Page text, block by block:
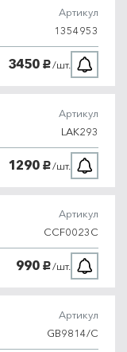
Артикул
1354953
3450 руб./шт.
Артикул
LAK293
1290 руб./шт.
Артикул
CCF0023C
990 руб./шт.
Артикул
GB9814/C